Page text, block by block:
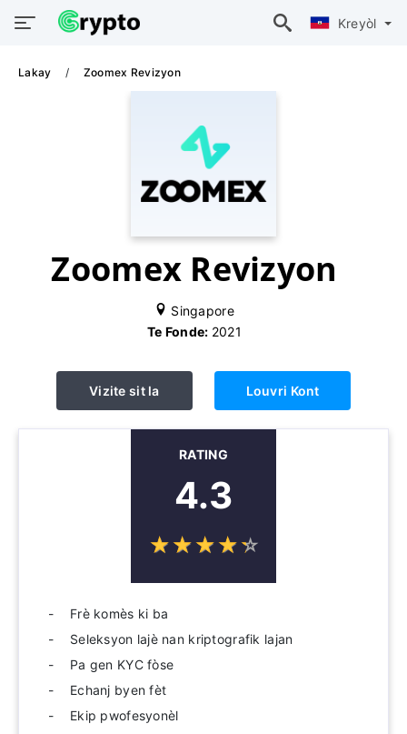
Kreyòl
Lakay Zoomex Revizyon
Zoomex Revizyon
Singapore
Te Fonde: 2021
Vizite sit la Louvri Kont
RATING
4.3
☆☆☆☆☆
★★★★★
Frè komès ki ba
Seleksyon lajè nan kriptografik lajan
Pa gen KYC fòse
Echanj byen fèt
Ekip pwofesyonèl